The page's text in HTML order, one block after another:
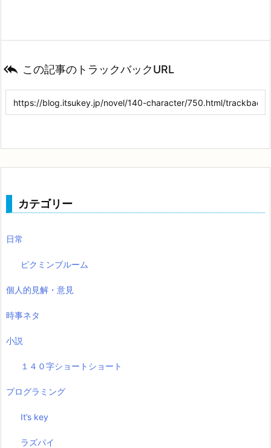
 この記事のトラックバックURL
カテゴリー
日常
ピクミンブルーム
個人的見解・意見
時事ネタ
小説
１４０字ショートショート
プログラミング
It’s key
ラズパイ